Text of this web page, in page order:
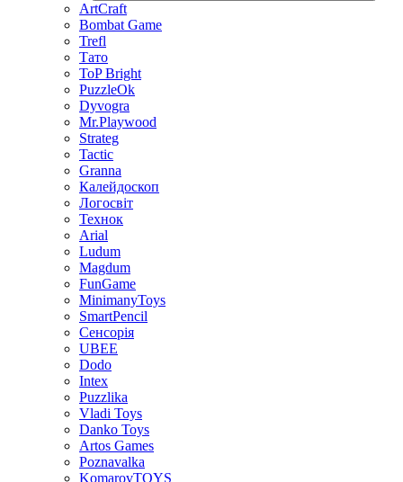
ArtCraft
Bombat Game
Trefl
Тато
ToP Bright
PuzzleOk
Dyvogra
Mr.Playwood
Strateg
Tactic
Granna
Калейдоскоп
Логосвіт
Технок
Arial
Ludum
Magdum
FunGame
MinimanyToys
SmartPencil
Сенсорія
UBEE
Dodo
Intex
Puzzlika
Vladi Toys
Danko Toys
Artos Games
Poznavalka
KomarovTOYS